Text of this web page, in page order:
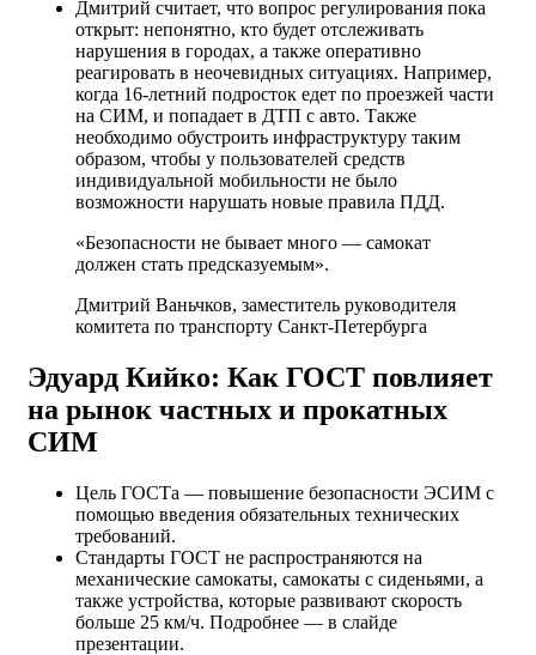
Дмитрий считает, что вопрос регулирования пока
открыт: непонятно, кто будет отслеживать
нарушения в городах, а также оперативно
реагировать в неочевидных ситуациях. Например,
когда 16-летний подросток едет по проезжей части
на СИМ, и попадает в ДТП с авто. Также
необходимо обустроить инфраструктуру таким
образом, чтобы у пользователей средств
индивидуальной мобильности не было
возможности нарушать новые правила ПДД.
«Безопасности не бывает много — самокат
должен стать предсказуемым».
Дмитрий Ваньчков, заместитель руководителя
комитета по транспорту Санкт-Петербурга
Эдуард Кийко: Как ГОСТ повлияет
на рынок частных и прокатных
СИМ
Цель ГОСТа — повышение безопасности ЭСИМ с
помощью введения обязательных технических
требований.
Стандарты ГОСТ не распространяются на
механические самокаты, самокаты с сиденьями, а
также устройства, которые развивают скорость
больше 25 км/ч. Подробнее — в слайде
презентации.